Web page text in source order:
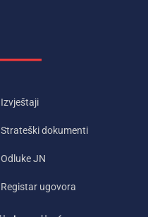
Izvještaji
Strateški dokumenti
Odluke JN
Registar ugovora